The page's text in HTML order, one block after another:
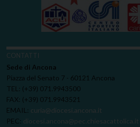
CONTATTI
Sede di Ancona
Piazza del Senato 7 - 60121 Ancona
TEL: (+39) 071.9943500
FAX: (+39) 071.9943521
EMAIL: curia@diocesi.ancona.it
PEC: diocesi.ancona@pec.chiesacattolica.it